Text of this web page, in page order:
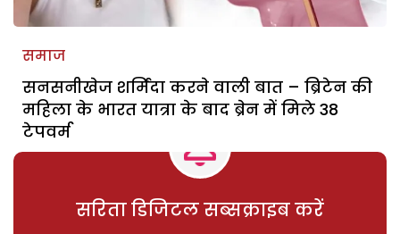
समाज
सनसनीखेज शर्मिंदा करने वाली बात – ब्रिटेन की
महिला के भारत यात्रा के बाद ब्रेन में मिले 38
टेपवर्म
सरिता डिजिटल सब्सक्राइब करें